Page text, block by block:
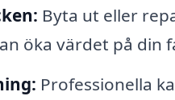
Byta ut eller
öka värdet på din
Professionella